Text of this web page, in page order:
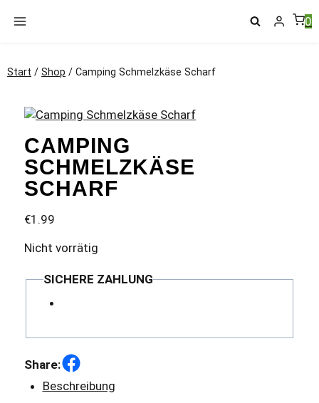
Inhalt
0
Start / Shop / Camping Schmelzkäse Scharf
CAMPING
SCHMELZKÄSE
SCHARF
€1.99
Nicht vorrätig
SICHERE ZAHLUNG
Share:
Beschreibung